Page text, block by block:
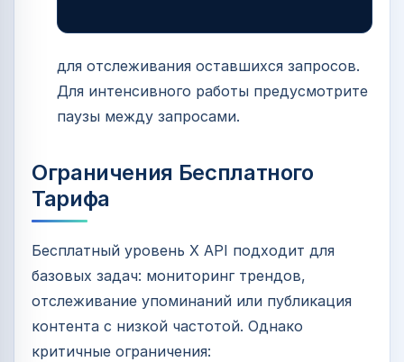
для отслеживания оставшихся запросов.
Для интенсивного работы предусмотрите
паузы между запросами.
Ограничения Бесплатного
Тарифа
Бесплатный уровень X API подходит для
базовых задач: мониторинг трендов,
отслеживание упоминаний или публикация
контента с низкой частотой. Однако
критичные ограничения: